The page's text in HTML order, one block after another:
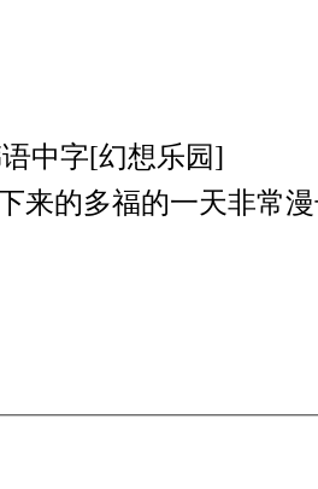
中字[幻想乐园]
来的多福的一天非常